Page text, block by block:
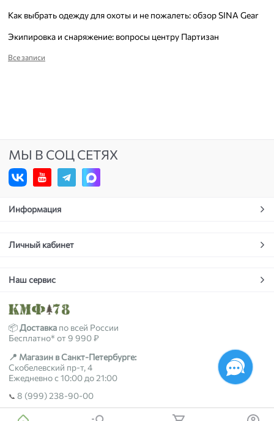
Как выбрать одежду для охоты и не пожалеть: обзор SINA Gear
Экипировка и снаряжение: вопросы центру Партизан
Все записи
МЫ В СОЦ СЕТЯХ
Информация
Личный кабинет
Наш сервис
📦Доставка по всей России
Бесплатно* от 9 990 ₽
📍 Магазин в Санкт-Петербурге:
Скобелевский пр-т, 4
Ежедневно с 10:00 до 21:00
📞 8 (999) 238-90-00
2018-2026 © kmf78.ru